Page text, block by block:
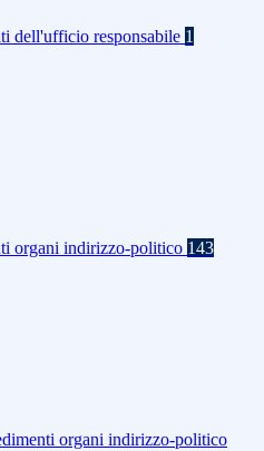
dell'ufficio responsabile 1
organi indirizzo-politico 143
organi indirizzo-politico